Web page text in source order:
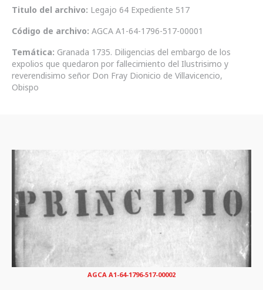
Titulo del archivo: Legajo 64 Expediente 517
Código de archivo: AGCA A1-64-1796-517-00001
Temática: Granada 1735. Diligencias del embargo de los
expolios que quedaron por fallecimiento del Ilustrisimo y
reverendisimo señor Don Fray Dionicio de Villavicencio,
Obispo
AGCA A1-64-1796-517-00002